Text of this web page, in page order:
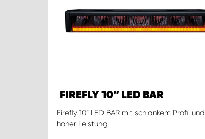
FIREFLY 10” LED BAR
Firefly 10“ LED BAR mit schlankem Profil und
hoher Leistung